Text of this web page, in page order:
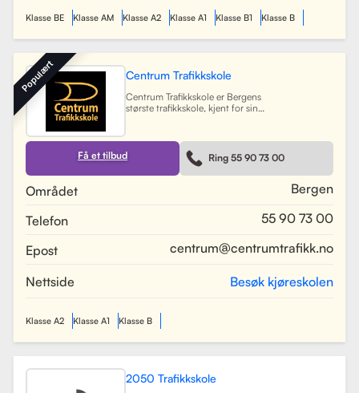
sine trafikklærere.
Les mer
Klasse BE Klasse AM Klasse A2 Klasse A1 Klasse B1 Klasse B
Centrum Trafikkskole
Centrum Trafikkskole er Bergens
største trafikkskole, kjent for sin
for førerkort i alle klasser, og har et
team av 30 dyktige kjørelærere som
gir undervisning i et trygt og vennlig
miljø. Med lokaler i Bergen sentrum,
elevene best mulig til oppkjøring.
Gjennom en kombinasjon av teori
gjøre prosessen med å ta førerkort
både enkel og trygg for alle elever.
Få et tilbud Ring 55 90 73 00
Området
Bergen
Telefon
55 90 73 00
Epost
centrum@centrumtrafikk.no
Nettside Besøk kjøreskolen
Populært
Klasse A2 Klasse A1 Klasse B
2050 Trafikkskole